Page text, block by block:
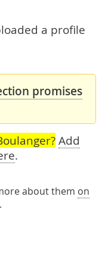
a profile
promises
Add
.
about them on
.